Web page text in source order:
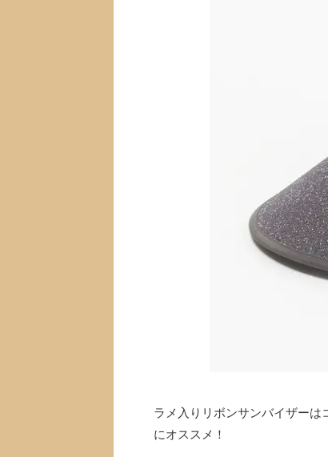
ラメ入りリボンサンバイザー
にオススメ！